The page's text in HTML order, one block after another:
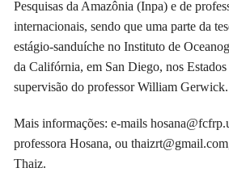
Pesquisas da Amazônia (Inpa) e de
internacionais, sendo que uma parte da
estágio-sanduíche no Instituto de
da Califórnia, em San Diego, nos
supervisão do professor William Gerwick.
Mais informações: e-mails
professora Hosana, ou
Thaiz.